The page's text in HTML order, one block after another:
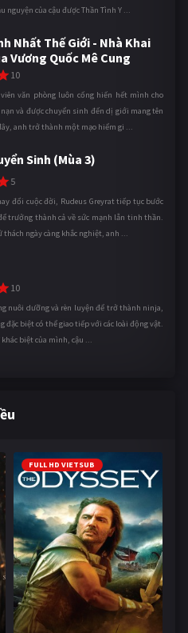
nguyện của cậu được Thần Tình Y ...
Nhất Thế Giới - Nhà Khai
Vương Quốc Mê Cung
10
văn phòng luôn cống hiến hết mình cho
và được chuyển sinh đến dị giới mang tên
anh trở thành một mạo hiểm gi ...
Sinh (Mùa 3)
5
đổi cuộc đời, Rudeus Greyrat tiếp tục bước
trưởng thành cả về sức mạnh lẫn tinh thần.
ngày càng khắc nghiệt, anh ...
10
nuôi dưỡng và rèn luyện để trở thành ninja,
đặc biệt có thể giao tiếp với các loài động vật.
biệt của mình, cậu ...
FULL HD VIETSUB